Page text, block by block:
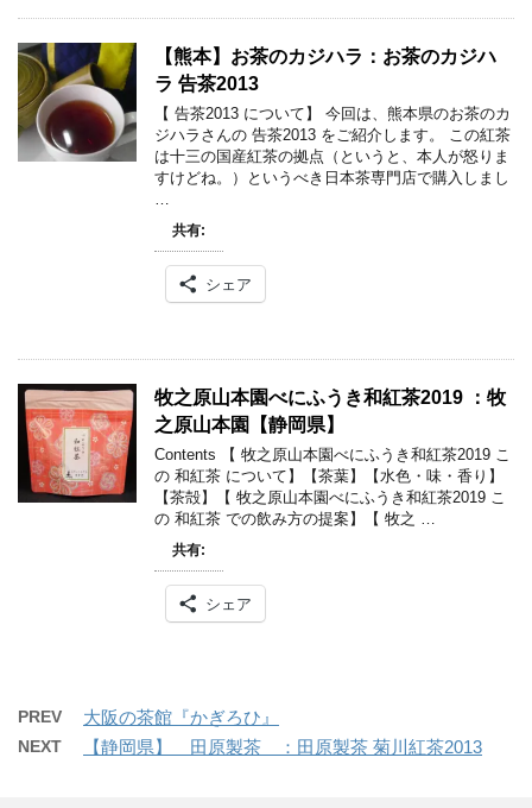
【熊本】お茶のカジハラ：お茶のカジハ
ラ 告茶2013
【 告茶2013 について】 今回は、熊本県のお茶のカ
ジハラさんの 告茶2013 をご紹介します。 この紅茶
は十三の国産紅茶の拠点（というと、本人が怒りま
すけどね。）というべき日本茶専門店で購入しまし
共有:
シェア
牧之原山本園べにふうき和紅茶2019 ：牧
之原山本園【静岡県】
Contents 【 牧之原山本園べにふうき和紅茶2019 こ
の 和紅茶 について】【茶葉】【水色・味・香り】
【茶殻】【 牧之原山本園べにふうき和紅茶2019 こ
の 和紅茶 での飲み方の提案】【 牧之 …
共有:
シェア
PREV 大阪の茶館『かぎろひ』
NEXT 【静岡県】 田原製茶 ：田原製茶 菊川紅茶2013